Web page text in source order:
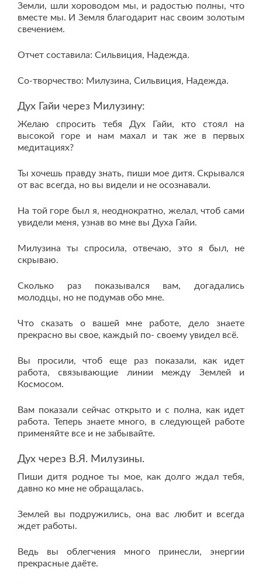
Земли, шли хороводом мы, и радостью полны, что
вместе мы. И Земля благодарит нас своим золотым
свечением.
Отчет составила: Сильвиция, Надежда.
Со-творчество: Милузина, Сильвиция, Надежда.
Дух Гайи через Милузину:
Желаю спросить тебя Дух Гайи, кто стоял на
высокой горе и нам махал и так же в первых
медитациях?
Ты хочешь правду знать, пиши мое дитя. Скрывался
от вас всегда, но вы видели и не осознавали.
На той горе был я, неоднократно, желал, чтоб сами
увидели меня, узнав во мне вы Духа Гайи.
Милузина ты спросила, отвечаю, это я был, не
скрываю.
Сколько раз показывался вам, догадались
молодцы, но не подумав обо мне.
Что сказать о вашей мне работе, дело знаете
прекрасно вы свое, каждый по- своему увидел всё.
Вы просили, чтоб еще раз показали, как идет
работа, связывающие линии между Землей и
Космосом.
Вам показали сейчас открыто и с полна, как идет
работа. Теперь знаете много, в следующей работе
применяйте все и не забывайте.
Дух через В.Я. Милузины.
Пиши дитя родное ты мое, как долго ждал тебя,
давно ко мне не обращалась.
Землей вы подружились, она вас любит и всегда
ждет работы.
Ведь вы облегчения много принесли, энергии
прекрасные даёте.